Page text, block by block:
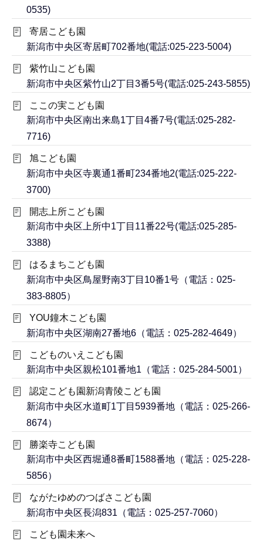
0535)
寄居こども園
新潟市中央区寄居町702番地(電話:025-223-5004)
紫竹山こども園
新潟市中央区紫竹山2丁目3番5号(電話:025-243-5855)
ここの実こども園
新潟市中央区南出来島1丁目4番7号(電話:025-282-
7716)
旭こども園
新潟市中央区寺裏通1番町234番地2(電話:025-222-
3700)
開志上所こども園
新潟市中央区上所中1丁目11番22号(電話:025-285-
3388)
はるまちこども園
新潟市中央区鳥屋野南3丁目10番1号（電話：025-
383-8805）
YOU鐘木こども園
新潟市中央区湖南27番地6（電話：025-282-4649）
こどものいえこども園
新潟市中央区親松101番地1（電話：025-284-5001）
認定こども園新潟青陵こども園
新潟市中央区水道町1丁目5939番地（電話：025-266-
8674）
勝楽寺こども園
新潟市中央区西堀通8番町1588番地（電話：025-228-
5856）
ながたゆめのつばさこども園
新潟市中央区長潟831（電話：025-257-7060）
こども園未来へ